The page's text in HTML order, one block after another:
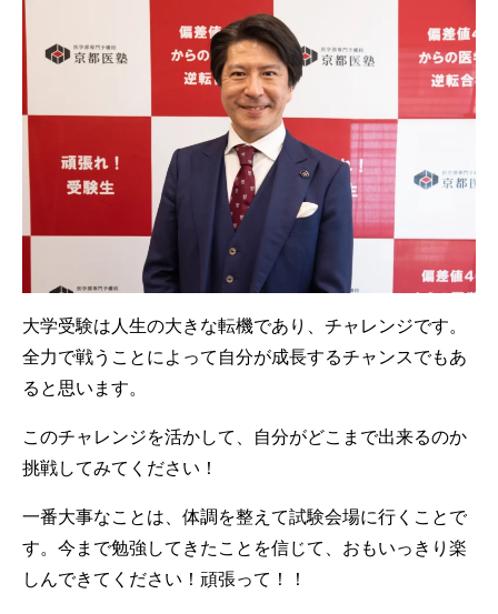
大学受験は人生の大きな転機であり、チャレンジです。
全力で戦うことによって自分が成長するチャンスでもあ
ると思います。
このチャレンジを活かして、自分がどこまで出来るのか
挑戦してみてください！
一番大事なことは、体調を整えて試験会場に行くことで
す。今まで勉強してきたことを信じて、おもいっきり楽
しんできてください！頑張って！！